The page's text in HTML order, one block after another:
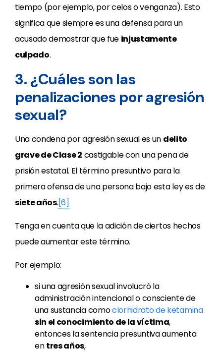
tiempo (por ejemplo, por celos o venganza). Esto
significa que siempre es una defensa para un
acusado demostrar que fue injustamente
culpado.
3. ¿Cuáles son las
penalizaciones por agresión
sexual?
Una condena por agresión sexual es un delito
grave de Clase 2 castigable con una pena de
prisión estatal. El término presuntivo para la
primera ofensa de una persona bajo esta ley es de
siete años.[6]
Tenga en cuenta que la adición de ciertos hechos
puede aumentar este término.
Por ejemplo:
si una agresión sexual involucró la
administración intencional o consciente de
una sustancia comoclorhidrato de ketamina
sin el conocimiento de la víctima,
entonces la sentencia presuntiva aumenta
entres años,